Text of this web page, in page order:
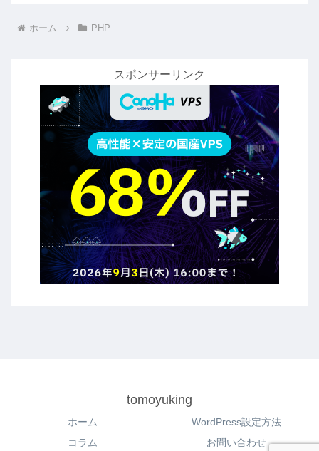
ホーム PHP
スポンサーリンク
tomoyuking
ホーム
WordPress設定方法
コラム
お問い合わせ